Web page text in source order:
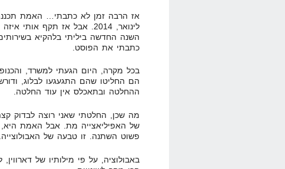
לינואר, 2014. אבל אז תקף
השנה החדשה ביליתי בלהקיא
כתבתי את הפוסט.
בכל מקרה, היום הגעתי למשרד,
הם החליטו שהם התגעגעו לבלוג,
ההחלטה ובתאכלס אין עוד החלטה.
מה שכן, החלטתי שאני רוצה לבדוק
של האפיליאצייה מת. אבל האמת
פשוט השתנה. זו טבעה של האבולוצייה.
באבולוציה, על פי מילותיו של